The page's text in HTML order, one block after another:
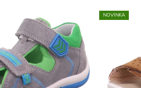
NOVINKA